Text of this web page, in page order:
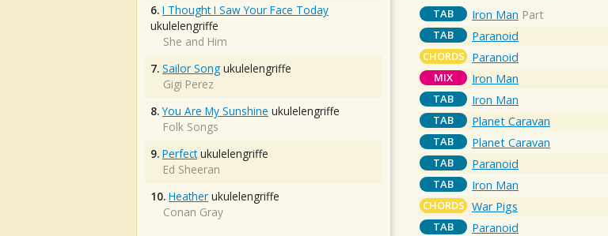
TAB Iron Man Part
TAB Paranoid
CHORDS Paranoid
MIX Iron Man
TAB Iron Man
TAB Planet Caravan
TAB Planet Caravan
TAB Paranoid
TAB Iron Man
CHORDS War Pigs
TAB Paranoid
6. I Thought I Saw Your Face Today
ukulelengriffe
She and Him
7. Sailor Song ukulelengriffe
Gigi Perez
8. You Are My Sunshine ukulelengriffe
Folk Songs
9. Perfectukulelengriffe
Ed Sheeran
10. Heather ukulelengriffe
Conan Gray